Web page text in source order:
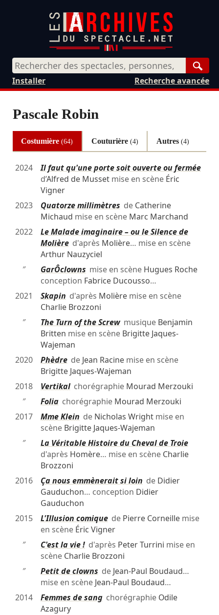
Recherche avancée
Installer
Pascale Robin
Costumière(64) Couturière (4) Autres(4)
2024
Il faut qu'une porte soit ouverte ou fermée
d’Alfred de Mussetmise en scène Éric
Vigner
2023
Quatorze millimètres de Catherine
Michaud mise en scène Marc Marchand
2022
Le Malade imaginaire – ou le Silence de
Molièred'après Molière… mise en scène
Arthur Nauzyciel
″
GarÔclowns mise en scène Hugues Roche
conception Fabrice Ducousso…
2021
Skapin d'après Molièremise en scène
Charlie Brozzoni
″
The Turn of the Screwmusique Benjamin
Britten mise en scène Brigitte Jaques-
Wajeman
2020
Phèdrede Jean Racinemise en scène
Brigitte Jaques-Wajeman
2018
Vertikalchorégraphie Mourad Merzouki
″
Foliachorégraphie Mourad Merzouki
2017
Mme Klein de Nicholas Wrightmise en
scène Brigitte Jaques-Wajeman
″
La Véritable Histoire du Cheval de Troie
d'après Homère… mise en scène Charlie
Brozzoni
2016
Ça nous emmènerait si loin de Didier
Gauduchon… conception Didier
Gauduchon
2015
L'Illusion comiquede Pierre Corneillemise
en scène Éric Vigner
″
C'est la vie !d'après Peter Turrini mise en
scène Charlie Brozzoni
″
Petit de clowns de Jean-Paul Boudaud…
mise en scène Jean-Paul Boudaud…
2014
Femmes de sangchorégraphie Odile
Azagury